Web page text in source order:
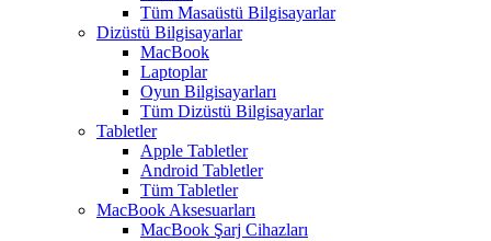
Tüm Masaüstü Bilgisayarlar
Dizüstü Bilgisayarlar
MacBook
Laptoplar
Oyun Bilgisayarları
Tüm Dizüstü Bilgisayarlar
Tabletler
Apple Tabletler
Android Tabletler
Tüm Tabletler
MacBook Aksesuarları
MacBook Şarj Cihazları